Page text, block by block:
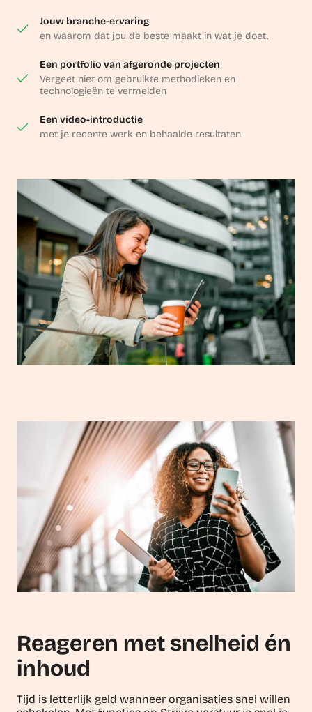
Jouw branche-ervaring
en waarom dat jou de beste maakt in wat je doet.
Een portfolio van afgeronde projecten
Vergeet niet om gebruikte methodieken en
technologieën te vermelden
Een video-introductie
met je recente werk en behaalde resultaten.
Reageren met snelheid én
inhoud
Tijd is letterlijk geld wanneer organisaties snel willen